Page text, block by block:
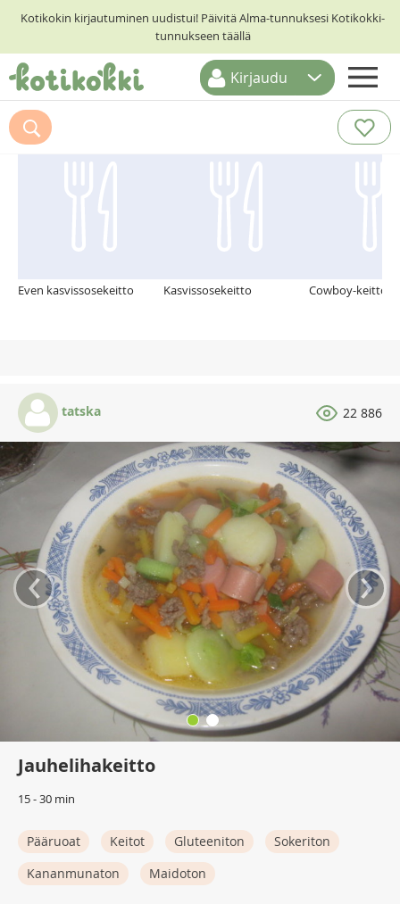
Kotikokin kirjautuminen uudistui! Päivitä Alma-tunnuksesi Kotikokki-
tunnukseen täällä
ETUSIVU
RESEPTIHAKU
Kirjaudu
Suosittelemme myös
Even kasvissosekeitto Kasvissosekeitto Cowboy-keitto
tatska 22 886
‹ ›
Jauhelihakeitto
15 - 30 min
Pääruoat Keitot Gluteeniton
Sokeriton
Kananmunaton
Maidoton